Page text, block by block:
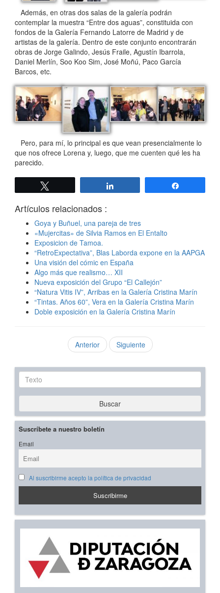
Además, en otras dos salas de la galería podrán
contemplar la muestra “Entre dos aguas”, constituida con
fondos de la Galería Fernando Latorre de Madrid y de
artistas de la galería. Dentro de este conjunto encontrarán
obras de Jorge Galindo, Jesús Fraile, Agustín Ibarrola,
Daniel Merlín, Soo Koo Sim, José Moñú, Paco García
Barcos, etc.
Pero, para mí, lo principal es que vean presencialmente lo
que nos ofrece Lorena y, luego, que me cuenten qué les ha
parecido.
Artículos relacionados :
Goya y Buñuel, una pareja de tres
«Mujercitas» de Silvia Ramos en El Entalto
Exposicion de Tamoa.
“RetroExpectativa”, Blas Laborda expone en la AAPGA
Una visión del cómic en España
Algo más que realismo… XII
Nueva exposición del Grupo “El Callejón”
“Natura Vitis IV”, Arribas en la Galería Cristina Marín
“Tintas. Años 60”, Vera en la Galería Cristina Marín
Doble exposición en la Galería Cristina Marín
Anterior Siguiente
Texto
Buscar
Suscríbete a nuestro boletín
Email
Al suscribirme acepto la política de privacidad